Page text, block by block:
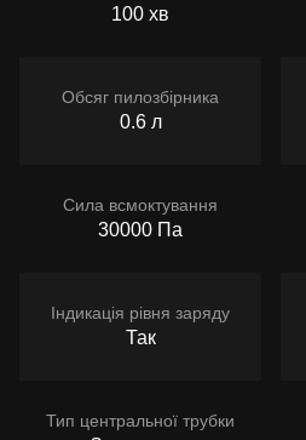
100 хв
Обсяг пилозбірника
0.6 л
Сила всмоктування
30000 Па
Індикація рівня заряду
Так
Тип центральної трубки